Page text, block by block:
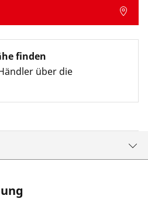
finden
über die